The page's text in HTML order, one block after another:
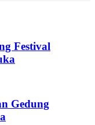
Festival
Gedung